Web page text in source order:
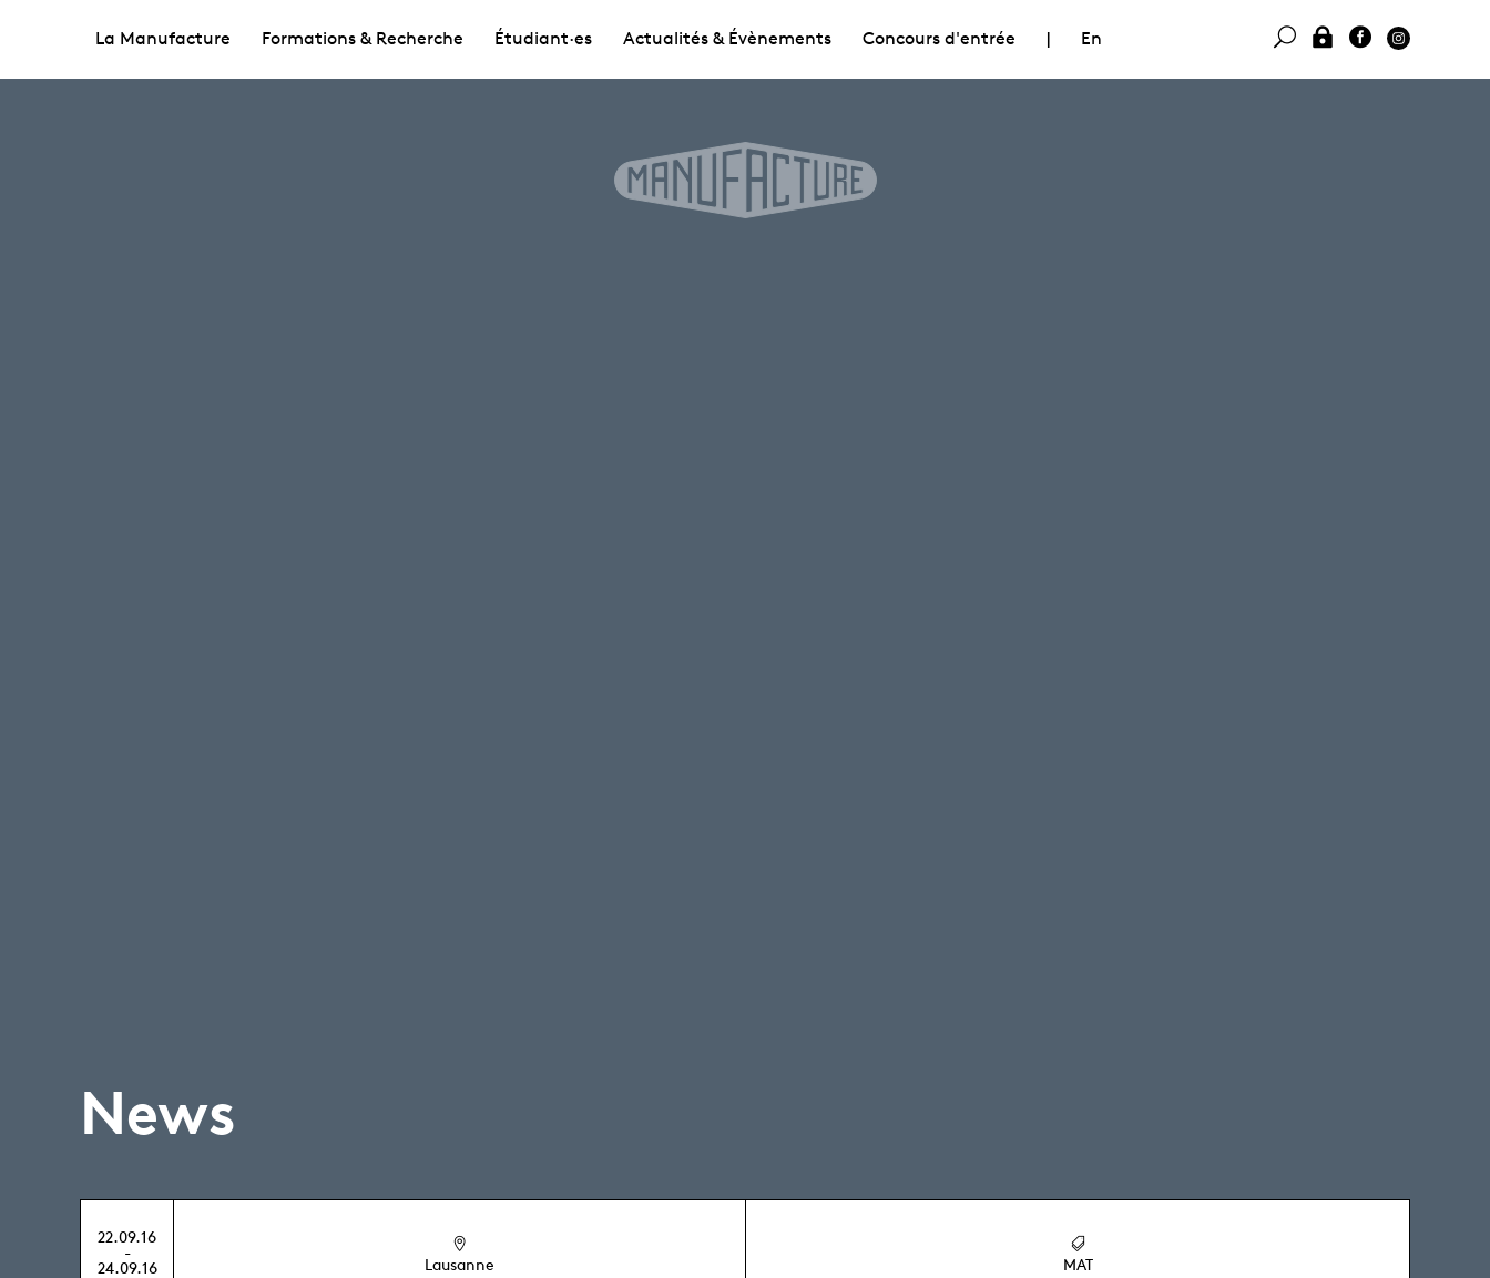
La Manufacture Formations & Recherche Étudiant·es Actualités & Évènements Concours d'entrée | En
News
22.09.16
-
24.09.16
Lausanne MAT